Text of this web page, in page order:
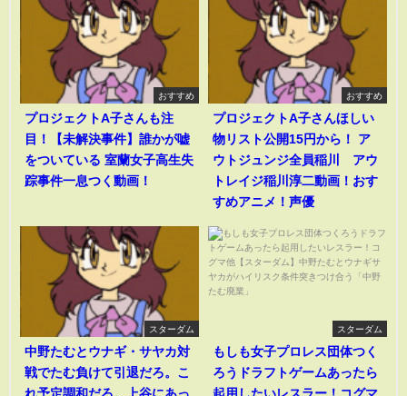
おすすめ
プロジェクトA子さんも注
目！【未解決事件】誰かが嘘
をついている 室蘭女子高生失
踪事件一息つく動画！
おすすめ
プロジェクトA子さんほしい
物リスト公開15円から！ ア
ウトジュンジ全員稲川 アウ
トレイジ稲川淳二動画！おす
すめアニメ！声優
スターダム
中野たむとウナギ・サヤカ対
戦でたむ負けて引退だろ。こ
れ予定調和だろ。上谷にあっ
スターダム
もしも女子プロレス団体つく
ろうドラフトゲームあったら
起用したいレスラー！コグマ